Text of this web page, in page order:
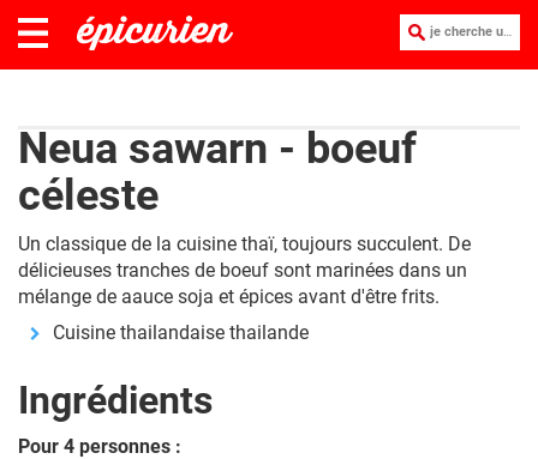
je cherche une recette :
Neua sawarn - boeuf
céleste
Un classique de la cuisine thaï, toujours succulent. De
délicieuses tranches de boeuf sont marinées dans un
mélange de aauce soja et épices avant d'être frits.
Cuisine thailandaise thailande
Ingrédients
Pour 4 personnes :